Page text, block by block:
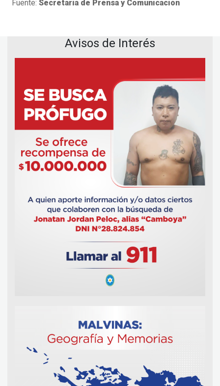
Fuente: Secretaría de Prensa y Comunicación
Avisos de Interés